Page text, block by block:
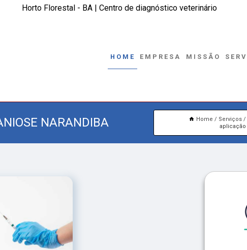
Horto Florestal - BA | Centro de diagnóstico veterinário
HOME EMPRESA MISSÃO
NARANDIBA Home Serviços